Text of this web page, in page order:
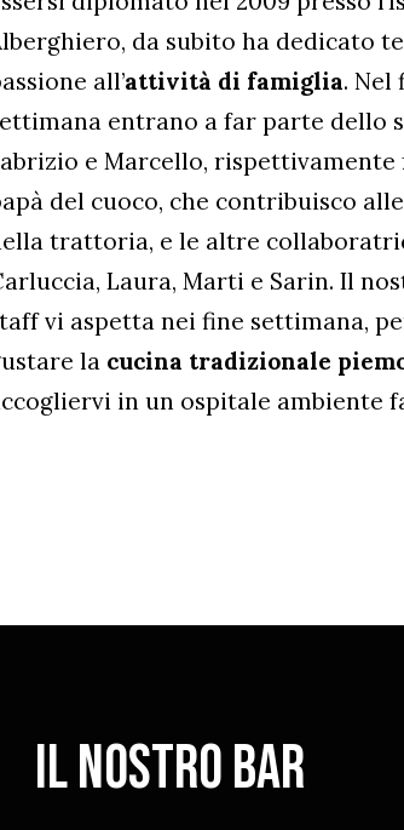
da subito ha dedicato
all’attività di famiglia. Nel
entrano a far parte dello
e Marcello,
del cuoco, che contribuisco
trattoria, e le altre
Laura, Marti e Sarin. Il
vi aspetta nei fine settimana,
la cucina tradizionale
in un ospitale ambiente
Il nostro bar